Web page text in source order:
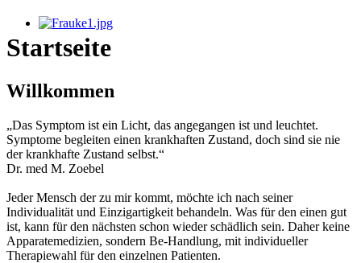
Startseite
Willkommen
„Das Symptom ist ein Licht, das angegangen ist und leuchtet.
Symptome begleiten einen krankhaften Zustand, doch sind sie nie
der krankhafte Zustand selbst.“
Dr. med M. Zoebel
Jeder Mensch der zu mir kommt, möchte ich nach seiner
Individualität und Einzigartigkeit behandeln. Was für den einen gut
ist, kann für den nächsten schon wieder schädlich sein. Daher keine
Apparatemedizien, sondern Be-Handlung, mit individueller
Therapiewahl für den einzelnen Patienten.